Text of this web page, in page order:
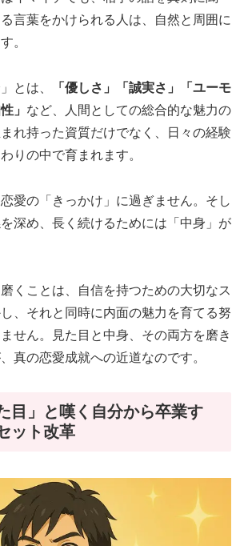
言葉をかけられる人は、自然と周囲に
。
とは、
「優しさ」「誠実さ」「ユーモ
」 など、人間としての総合的な魅力の
れ持った資質だけでなく、日々の経験
りの中で育まれます。
愛の「きっかけ」に過ぎません。そし
深め、長く続けるためには「中身」が
くことは、自信を持つための大切なス
、それと同時に内面の魅力を育てる努
せん。見た目と中身、その両方を磨き
真の恋愛成就への近道なのです。
目」と嘆く自分から卒業す
ット改革